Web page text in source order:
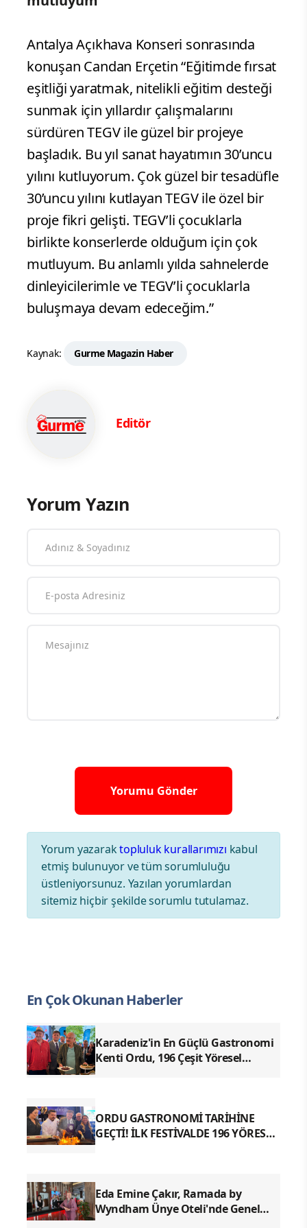
Antalya Açıkhava Konseri sonrasında
konuşan Candan Erçetin “Eğitimde fırsat
eşitliği yaratmak, nitelikli eğitim desteği
sunmak için yıllardır çalışmalarını
sürdüren TEGV ile güzel bir projeye
başladık. Bu yıl sanat hayatımın 30’uncu
yılını kutluyorum. Çok güzel bir tesadüfle
30’uncu yılını kutlayan TEGV ile özel bir
proje fikri gelişti. TEGV’li çocuklarla
birlikte konserlerde olduğum için çok
mutluyum. Bu anlamlı yılda sahnelerde
dinleyicilerimle ve TEGV’li çocuklarla
buluşmaya devam edeceğim.”
Kaynak: Gurme Magazin Haber
Editör
Yorum Yazın
Yorum yazaraktopluluk kurallarımızı kabul
etmiş bulunuyor ve tüm sorumluluğu
üstleniyorsunuz. Yazılan yorumlardan
sitemiz hiçbir şekilde sorumlu tutulamaz.
En Çok Okunan Haberler
Karadeniz'in En Güçlü Gastronomi
Kenti Ordu, 196 Çeşit Yöresel
ORDU GASTRONOMİ TARİHİNE
GEÇTİ! İLK FESTİVALDE 196 YÖRESEL
Eda Emine Çakır, Ramada by
Wyndham Ünye Oteli'nde Genel